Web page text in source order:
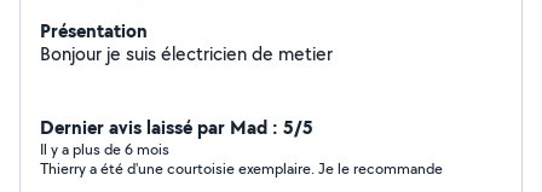
Présentation
Bonjour je suis électricien de metier
Dernier avis laissé par Mad : 5/5
Il y a plus de 6 mois
Thierry a été d'une courtoisie exemplaire. Je le recommande